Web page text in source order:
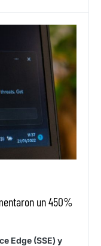
un 450%
Edge (SSE) y